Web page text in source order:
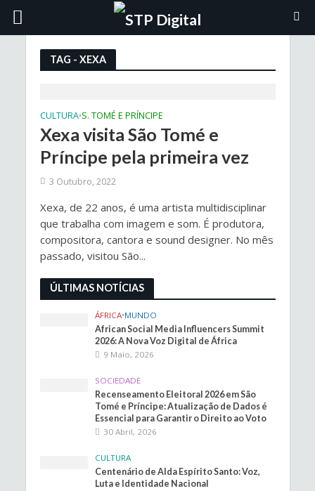
TAG - XEXA
CULTURA•S. TOMÉ E PRÍNCIPE
Xexa visita São Tomé e
Príncipe pela primeira vez
3 Outubro, 2022
Xexa, de 22 anos, é uma artista multidisciplinar
que trabalha com imagem e som. É produtora,
compositora, cantora e sound designer. No mês
passado, visitou São...
ÚLTIMAS NOTÍCIAS
ÁFRICA•MUNDO
African Social Media Influencers Summit
2026: A Nova Voz Digital de África
9 Maio, 2026
SOCIEDADE
Recenseamento Eleitoral 2026 em São
Tomé e Príncipe: Atualização de Dados é
Essencial para Garantir o Direito ao Voto
30 Abril, 2026
CULTURA
Centenário de Alda Espírito Santo: Voz,
Luta e Identidade Nacional